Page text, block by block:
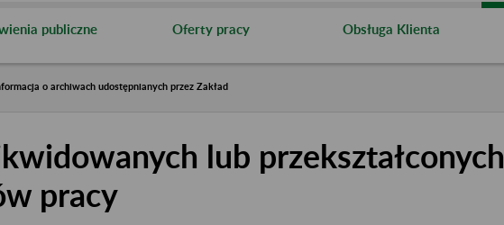
publiczne Oferty pracy Obsługa Klienta
o archiwach udostępnianych przez Zakład
lub przekształconych
pracy